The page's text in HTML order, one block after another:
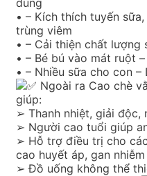
• – Kích thích tuyến
trùng viêm
• – Cải thiện chất lượng
• – Bé bú vào mát ruột
• – Nhiều sữa cho con
Ngoài ra Cao chè
giúp:
➢ Thanh nhiệt, giải độc,
➢ Người cao tuổi giúp
➢ Hỗ trợ điều trị cho
cao huyết áp, gan
➢ Đồ uống không thể